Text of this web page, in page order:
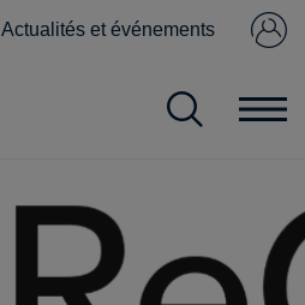
Actualités et événements
membre ?